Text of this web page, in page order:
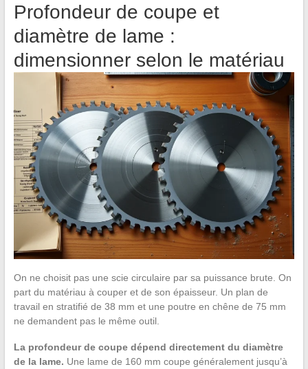
Profondeur de coupe et
diamètre de lame :
dimensionner selon le matériau
On ne choisit pas une scie circulaire par sa puissance brute. On
part du matériau à couper et de son épaisseur. Un plan de
travail en stratifié de 38 mm et une poutre en chêne de 75 mm
ne demandent pas le même outil.
La profondeur de coupe dépend directement du diamètre
de la lame. Une lame de 160 mm coupe généralement jusqu’à